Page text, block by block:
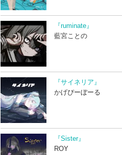
『ruminate』
藍宮ことの
『サイネリア』
かげぴーぼーる
『Sister』
ROY